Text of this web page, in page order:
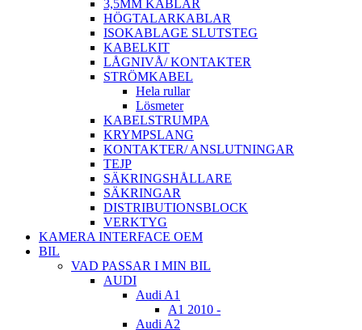
3,5MM KABLAR
HÖGTALARKABLAR
ISOKABLAGE SLUTSTEG
KABELKIT
LÅGNIVÅ/ KONTAKTER
STRÖMKABEL
Hela rullar
Lösmeter
KABELSTRUMPA
KRYMPSLANG
KONTAKTER/ ANSLUTNINGAR
TEJP
SÄKRINGSHÅLLARE
SÄKRINGAR
DISTRIBUTIONSBLOCK
VERKTYG
KAMERA INTERFACE OEM
BIL
VAD PASSAR I MIN BIL
AUDI
Audi A1
A1 2010 -
Audi A2